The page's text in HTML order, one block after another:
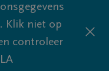
Klik niet op
controleer